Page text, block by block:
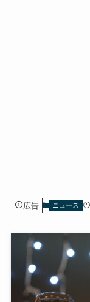
広告 ニュース